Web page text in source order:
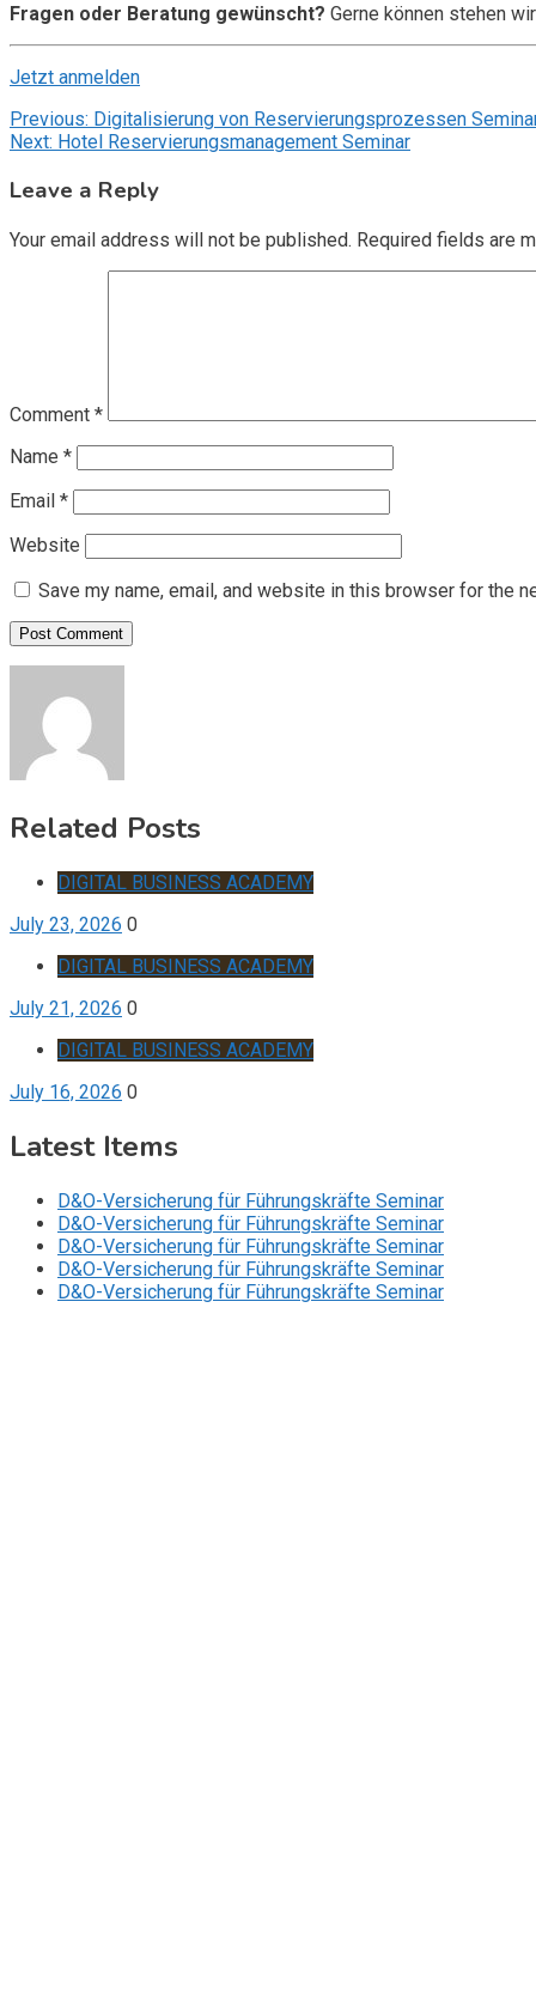
Fragen oder Beratung gewünscht? Gerne können stehen
Jetzt anmelden
Post
navigation
Previous: Digitalisierung von Reservierungsprozessen
Next: Hotel Reservierungsmanagement Seminar
Leave a Reply
Your email address will not be published. Required fields are
Comment *
Name *
Email *
Website
Save my name, email, and website in this browser for the
Related Posts
DIGITAL BUSINESS ACADEMY
July 23, 2026 0
DIGITAL BUSINESS ACADEMY
July 21, 2026 0
DIGITAL BUSINESS ACADEMY
July 16, 2026 0
Latest Items
D&O-Versicherung für Führungskräfte Seminar
D&O-Versicherung für Führungskräfte Seminar
D&O-Versicherung für Führungskräfte Seminar
D&O-Versicherung für Führungskräfte Seminar
D&O-Versicherung für Führungskräfte Seminar